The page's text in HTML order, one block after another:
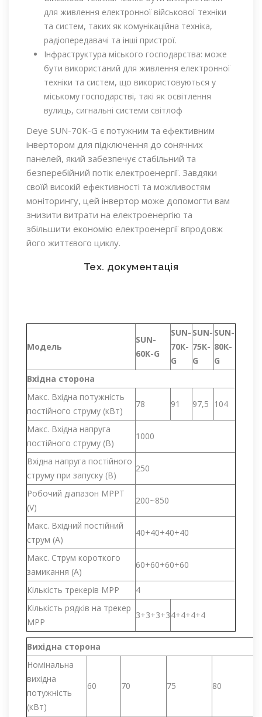
для живлення електронної військової техніки
та систем, таких як комунікаційна техніка,
радіопередавачі та інші пристрої.
Інфраструктура міського господарства: може
бути використаний для живлення електронної
техніки та систем, що використовуються у
міському господарстві, такі як освітлення
вулиць, сигнальні системи світлоф
Deye SUN-70K-G є потужним та ефективним
інвертором для підключення до сонячних
панелей, який забезпечує стабільний та
безперебійний потік електроенергії. Завдяки
своїй високій ефективності та можливостям
моніторингу, цей інвертор може допомогти вам
знизити витрати на електроенергію та
збільшити економію електроенергії впродовж
його життєвого циклу.
Тех. документація
Модель
SUN-
60K-G
SUN-
70К-
G
SUN-
75К-
G
SUN-
80К-
G
Вхідна сторона
Макс. Вхідна потужність
постійного струму (кВт)
78 91 97,5 104
Макс. Вхідна напруга
постійного струму (В)
1000
Вхідна напруга постійного
струму при запуску (В)
250
Робочий діапазон MPPT
(V)
200~850
Макс. Вхідний постійний
струм (A)
40+40+40+40
Макс. Струм короткого
замикання (A)
60+60+60+60
Кількість трекерів MPP
4
Кількість рядків на трекер
MPP
3+3+3+34+4+4+4
Вихідна сторона
Номінальна
вихідна
потужність
(кВт)
60 70 75 80